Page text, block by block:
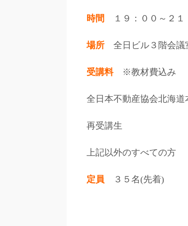
時間 １９：００～２１
場所 全日ビル３階会議
受講料※教材費込み
全日本不動産協会北海
再受講
上記以外の
定員 ３５名(先着)